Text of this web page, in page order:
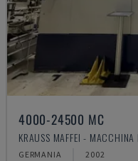
4000-24500 MC
KRAUSS MAFFEI -
GERMANIA 2002